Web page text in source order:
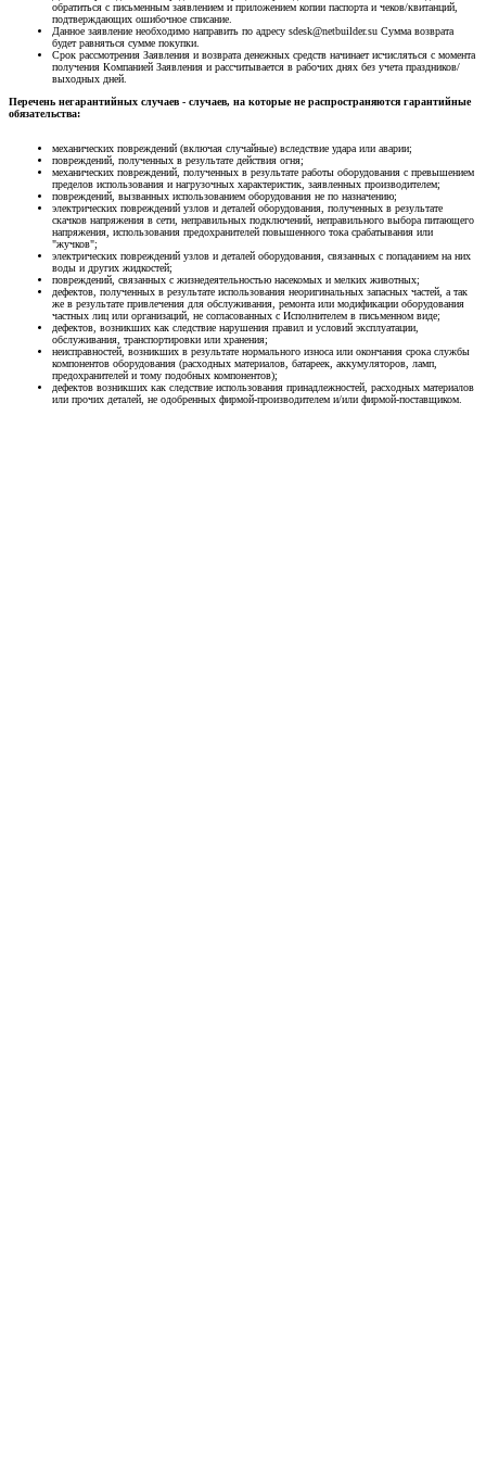
обратиться с письменным заявлением и приложением копии паспорта и чеков/квитанций,
подтверждающих ошибочное списание.
Данное заявление необходимо направить по адресу sdesk@netbuilder.su Сумма возврата
будет равняться сумме покупки.
Срок рассмотрения Заявления и возврата денежных средств начинает исчисляться с момента
получения Компанией Заявления и рассчитывается в рабочих днях без учета праздников/
выходных дней.
Перечень негарантийных случаев - случаев, на которые не распространяются гарантийные
обязательства:
механических повреждений (включая случайные) вследствие удара или аварии;
повреждений, полученных в результате действия огня;
механических повреждений, полученных в результате работы оборудования с превышением
пределов использования и нагрузочных характеристик, заявленных производителем;
повреждений, вызванных использованием оборудования не по назначению;
электрических повреждений узлов и деталей оборудования, полученных в результате
скачков напряжения в сети, неправильных подключений, неправильного выбора питающего
напряжения, использования предохранителей повышенного тока срабатывания или
"жучков";
электрических повреждений узлов и деталей оборудования, связанных с попаданием на них
воды и других жидкостей;
повреждений, связанных с жизнедеятельностью насекомых и мелких животных;
дефектов, полученных в результате использования неоригинальных запасных частей, а так
же в результате привлечения для обслуживания, ремонта или модификации оборудования
частных лиц или организаций, не согласованных с Исполнителем в письменном виде;
дефектов, возникших как следствие нарушения правил и условий эксплуатации,
обслуживания, транспортировки или хранения;
неисправностей, возникших в результате нормального износа или окончания срока службы
компонентов оборудования (расходных материалов, батареек, аккумуляторов, ламп,
предохранителей и тому подобных компонентов);
дефектов возникших как следствие использования принадлежностей, расходных материалов
или прочих деталей, не одобренных фирмой-производителем и/или фирмой-поставщиком.